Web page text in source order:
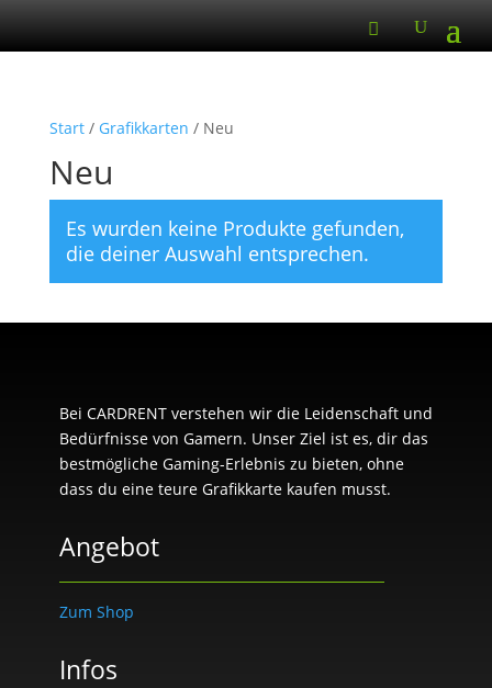
Start/ Grafikkarten / Neu
Neu
Es wurden keine Produkte gefunden,
die deiner Auswahl entsprechen.
Bei CARDRENT verstehen wir die Leidenschaft und
Bedürfnisse von Gamern. Unser Ziel ist es, dir das
bestmögliche Gaming-Erlebnis zu bieten, ohne
dass du eine teure Grafikkarte kaufen musst.
Angebot
Zum Shop
Infos